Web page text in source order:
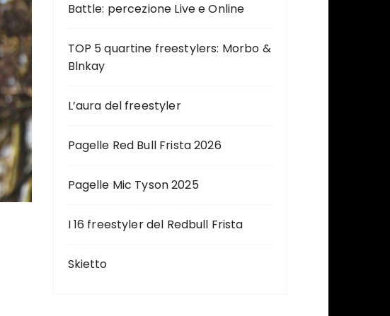
Battle: percezione Live e Online
TOP 5 quartine freestylers: Morbo &
Blnkay
L’aura del freestyler
Pagelle Red Bull Frista 2026
Pagelle Mic Tyson 2025
I 16 freestyler del Redbull Frista
Skietto